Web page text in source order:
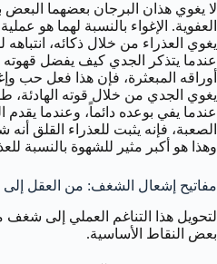
لا يغوي هذان البرجان بعضهما البعض
العفوية. الإغواء بالنسبة لهما هو
يغوي العذراء من خلال ذكائه،
عندما يتذكر الجدي كيف يفضل قهوته
أوراقه المبعثرة، فإن هذا فعل حب
يغوي الجدي من خلال قوته الهادئة،
عندما يفي بوعده دائماً، وعندما
الصعبة، فإنه يثبت للعذراء القلق
وهذا هو أكبر مثير للشهوة بالنسبة
مفاتيح إشعال الشغف: من العقل إلى
لتحويل هذا التناغم العملي إلى
بعض النقاط الأساسية.